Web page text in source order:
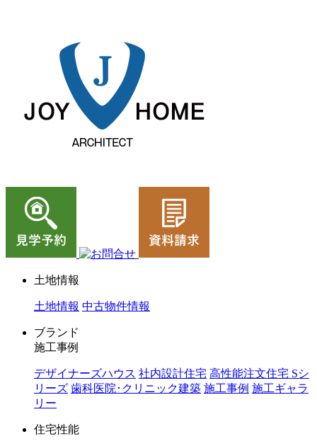
土地情報
土地情報 中古物件情報
ブランド
施工事例
デザイナーズハウス 社内設計住宅 高性能注文住宅 Sシ
リーズ 歯科医院･クリニック建築 施工事例 施工ギャラ
リー
住宅性能